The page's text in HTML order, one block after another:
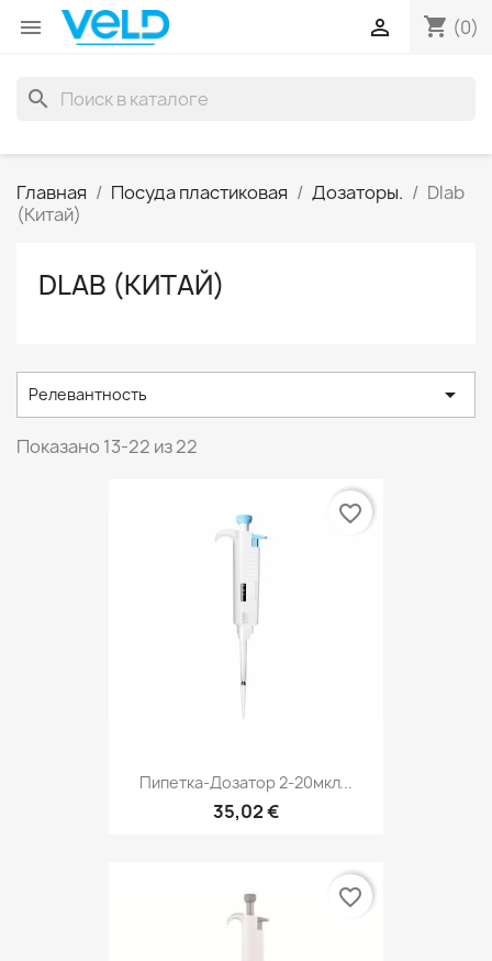
 shopping_cart (0)

search
Главная Посуда пластиковая Дозаторы.
Dlab
(Китай)
DLAB (КИТАЙ)
Релевантность 
Показано 13-22 из 22
Пипетка-Дозатор 2-20мкл...
35,02 €
favorite_border
favorite_border